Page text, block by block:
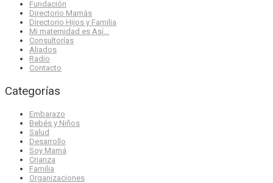
Fundación
Directorio Mamás
Directorio Hijos y Familia
Mi maternidad es Así…
Consultorías
Aliados
Radio
Contacto
Categorías
Embarazo
Bebés y Niños
Salud
Desarrollo
Soy Mamá
Crianza
Familia
Organizaciones